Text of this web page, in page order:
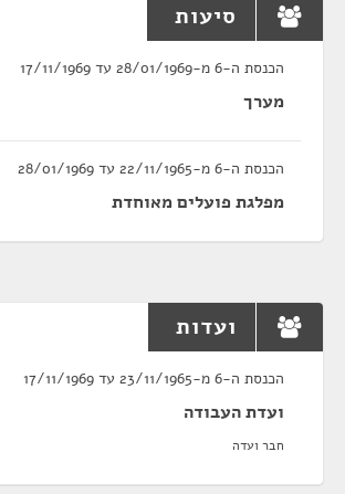
סיעות
הכנסת ה-6 מ-28/01/1969 עד 17/11/1969
מערך
הכנסת ה-6 מ-22/11/1965 עד 28/01/1969
מפלגת פועלים מאוחדת
ועדות
הכנסת ה-6 מ-23/11/1965 עד 17/11/1969
ועדת העבודה
חבר ועדה